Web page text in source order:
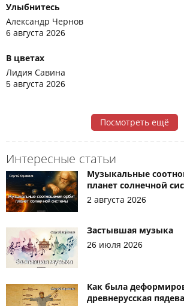
Улыбнитесь
Александр Чернов
6 августа 2026
В цветах
Лидия Савина
5 августа 2026
Посмотреть ещё
Интересные статьи
Музыкальные
планет солнечной
2 августа 2026
Застывшая музыка
26 июля 2026
Как была
древнерусская